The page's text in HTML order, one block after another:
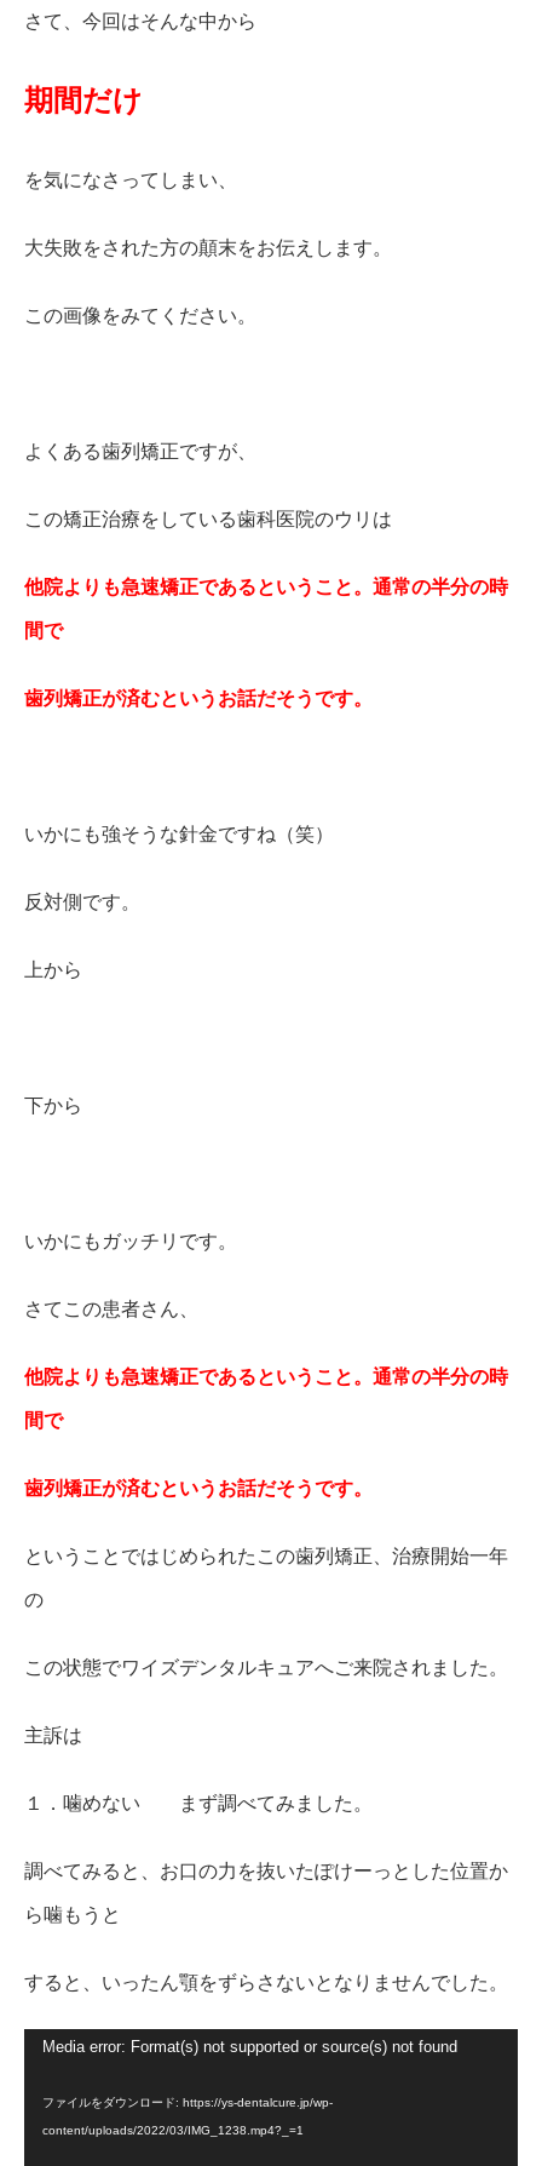
さて、今回はそんな中から
期間だけ
を気になさってしまい、
大失敗をされた方の顛末をお伝えします。
この画像をみてください。
よくある歯列矯正ですが、
この矯正治療をしている歯科医院のウリは
他院よりも急速矯正であるということ。通常の半分の時
間で
歯列矯正が済むというお話だそうです。
いかにも強そうな針金ですね（笑）
反対側です。
上から
下から
いかにもガッチリです。
さてこの患者さん、
他院よりも急速矯正であるということ。通常の半分の時
間で
歯列矯正が済むというお話だそうです。
ということではじめられたこの歯列矯正、治療開始一年
の
この状態でワイズデンタルキュアへご来院されました。
主訴は
１．噛めない まず調べてみました。
調べてみると、お口の力を抜いたぽけーっとした位置か
ら噛もうと
すると、いったん顎をずらさないとなりませんでした。
Media error: Format(s) not supported or source(s) not found
ファイルをダウンロード: https://ys-dentalcure.jp/wp-
content/uploads/2022/03/IMG_1238.mp4?_=1